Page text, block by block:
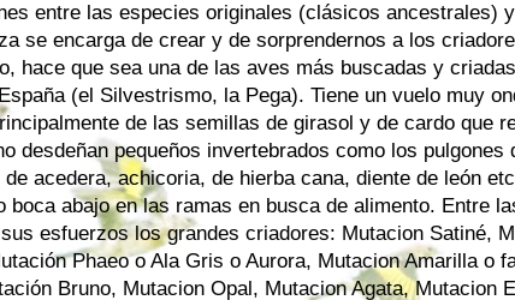
entre las especies originales (clásicos ancestrales)
se encarga de crear y de sorprendernos a los
hace que sea una de las aves más buscadas y
(el Silvestrismo, la Pega). Tiene un vuelo muy
de las semillas de girasol y de cardo que
desdeñan pequeños invertebrados como los
acedera, achicoria, de hierba cana, diente de león
boca abajo en las ramas en busca de alimento. Entre
esfuerzos los grandes criadores: Mutacion Satiné,
Phaeo o Ala Gris o Aurora, Mutacion Amarilla
Bruno, Mutacion Opal, Mutacion Agata, Mutacion